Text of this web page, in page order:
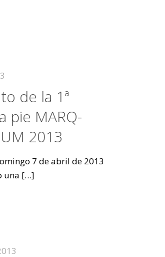
de la 1ª
pie MARQ-
2013
7 de abril de 2013
una […]